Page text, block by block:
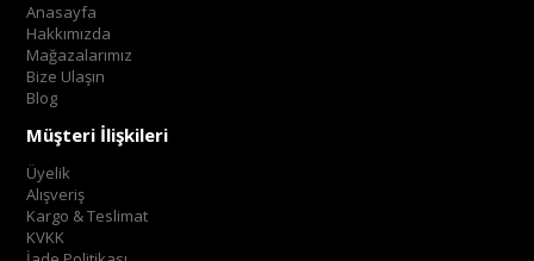
Anasayfa
Hakkımızda
Mağazalarımız
Bize Ulaşın
Blog
Müşteri İlişkileri
Üyelik
Alışveriş
Kargo & Teslimat
KVKK